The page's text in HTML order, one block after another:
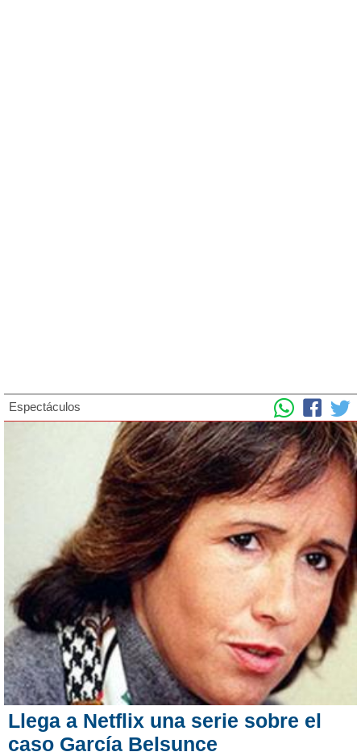
Espectáculos
Llega a Netflix una serie sobre el
caso García Belsunce